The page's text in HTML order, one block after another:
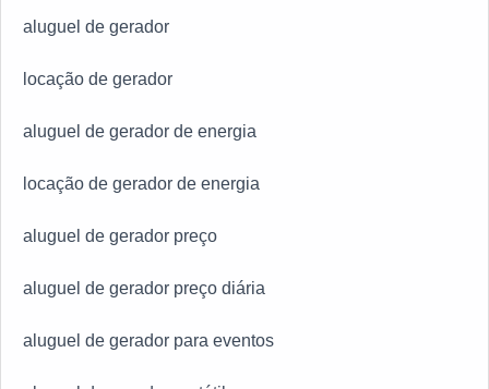
outras tantas com grande demanda energética. Pode-
consumos, também precisam de fornecimento seguro e
requisitam largamente o aluguel de grupos geradores.
aluguel de gerador
locação de gerador
aluguel de gerador de energia
locação de gerador de energia
aluguel de gerador preço
aluguel de gerador preço diária
aluguel de gerador para eventos